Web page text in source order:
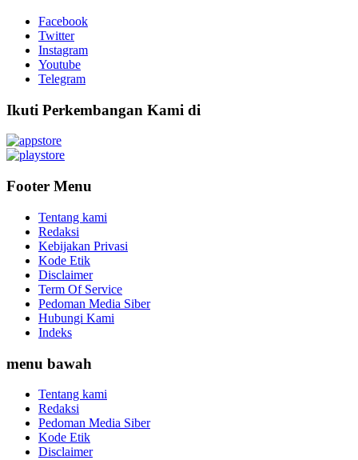
Facebook
Twitter
Instagram
Youtube
Telegram
Ikuti Perkembangan Kami di
Footer Menu
Tentang kami
Redaksi
Kebijakan Privasi
Kode Etik
Disclaimer
Term Of Service
Pedoman Media Siber
Hubungi Kami
Indeks
menu bawah
Tentang kami
Redaksi
Pedoman Media Siber
Kode Etik
Disclaimer